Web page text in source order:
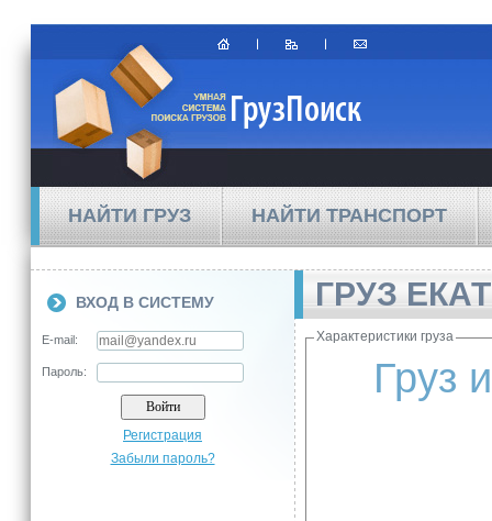
НАЙТИ ГРУЗ НАЙТИ ТРАНСПОРТ
ВХОД В СИСТЕМУ
E-mail:
Пароль:
Регистрация
Забыли пароль?
ГРУЗ
Характеристики груза
Груз